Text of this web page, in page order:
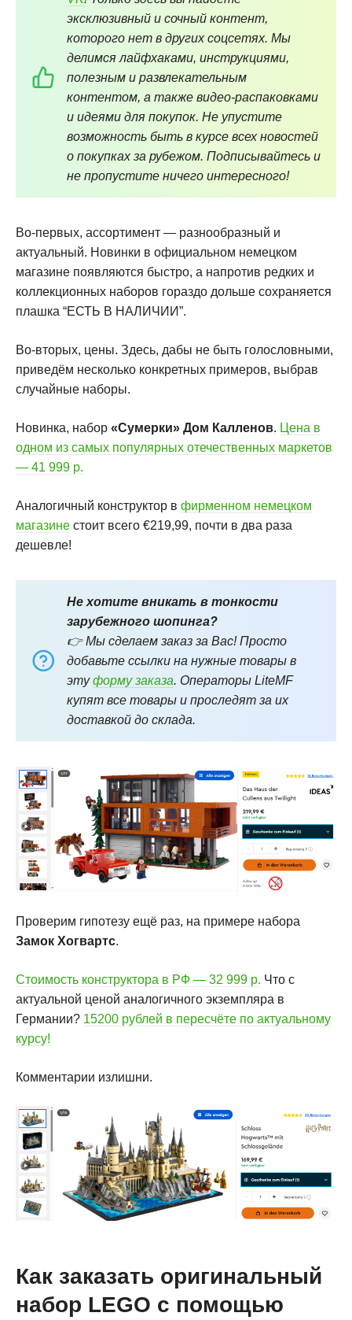
эксклюзивный и сочный контент,
которого нет в других соцсетях. Мы
делимся лайфхаками, инструкциями,
полезным и развлекательным
контентом, а также видео-распаковками
и идеями для покупок. Не упустите
возможность быть в курсе всех новостей
о покупках за рубежом. Подписывайтесь и
не пропустите ничего интересного!
Во-первых, ассортимент — разнообразный и
актуальный. Новинки в официальном немецком
магазине появляются быстро, а напротив редких и
коллекционных наборов гораздо дольше сохраняется
плашка “ЕСТЬ В НАЛИЧИИ”.
Во-вторых, цены. Здесь, дабы не быть голословными,
приведём несколько конкретных примеров, выбрав
случайные наборы.
Новинка, набор «Сумерки» Дом Калленов. Цена в
одном из самых популярных отечественных маркетов
— 41 999 р.
Аналогичный конструктор в фирменном немецком
магазине стоит всего €219,99, почти в два раза
дешевле!
Не хотите вникать в тонкости
зарубежного шопинга?
👉 Мы сделаем заказ за Вас! Просто
добавьте ссылки на нужные товары в
этуформу заказа. Операторы LiteMF
купят все товары и проследят за их
доставкой до склада.
Проверим гипотезу ещё раз, на примере набора
Замок Хогвартс.
Стоимость конструктора в РФ — 32 999 р. Что с
актуальной ценой аналогичного экземпляра в
Германии? 15200 рублей в пересчёте по актуальному
курсу!
Комментарии излишни.
Как заказать оригинальный
набор LEGO с помощью